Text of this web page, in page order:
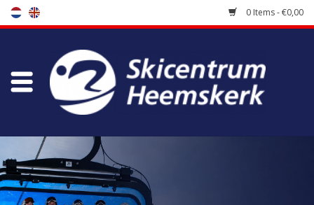
0 Items - €0,00
Store
Bootfitting
Maintenance